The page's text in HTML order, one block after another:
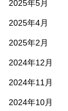
2025年5月
2025年4月
2025年2月
2024年12月
2024年11月
2024年10月